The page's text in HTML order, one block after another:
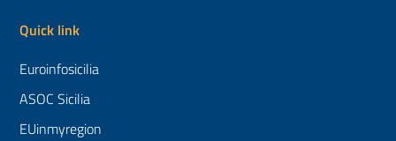
Quick link
Euroinfosicilia
ASOC Sicilia
EUinmyregion